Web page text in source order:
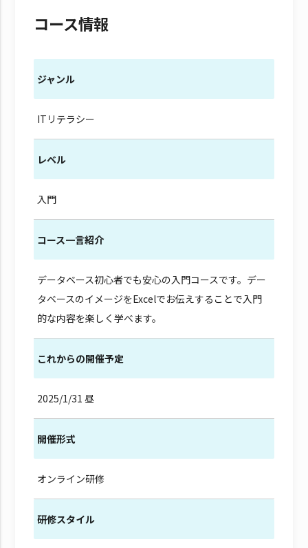
コース情報
ジャンル
ITリテラシー
レベル
入門
コース一言紹介
データベース初心者でも安心の入門コースです。デー
タベースのイメージをExcelでお伝えすることで入門
的な内容を楽しく学べます。
これからの開催予定
2025/1/31 昼
開催形式
オンライン研修
研修スタイル